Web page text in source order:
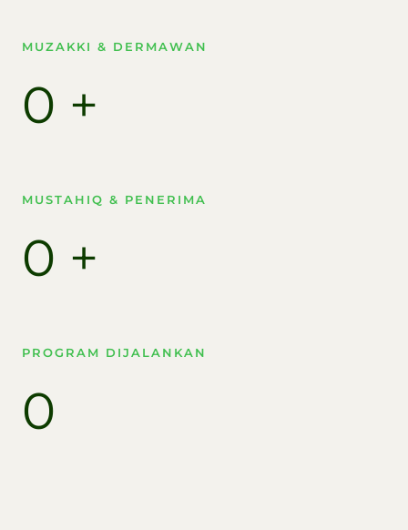
MUZAKKI & DERMAWAN
0 +
MUSTAHIQ & PENERIMA​
0 +
PROGRAM DIJALANKAN
0